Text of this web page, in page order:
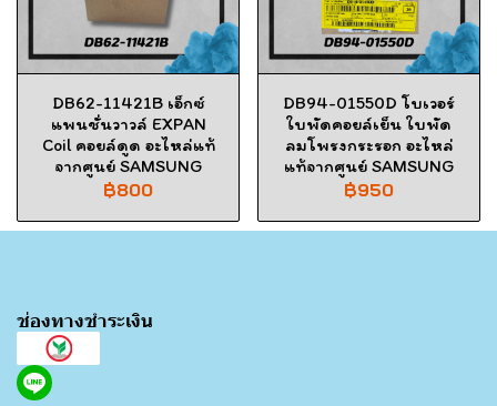
DB62-11421B เอ็กซ์
แพนชั่นวาวล์ EXPAN
Coil คอยล์ดูด อะไหล่แท้
จากศูนย์ SAMSUNG
฿800
DB94-01550D โบเวอร์
ใบพัดคอยล์เย็น ใบพัด
ลมโพรงกระรอก อะไหล่
แท้จากศูนย์ SAMSUNG
฿950
ช่องทางชำระเงิน